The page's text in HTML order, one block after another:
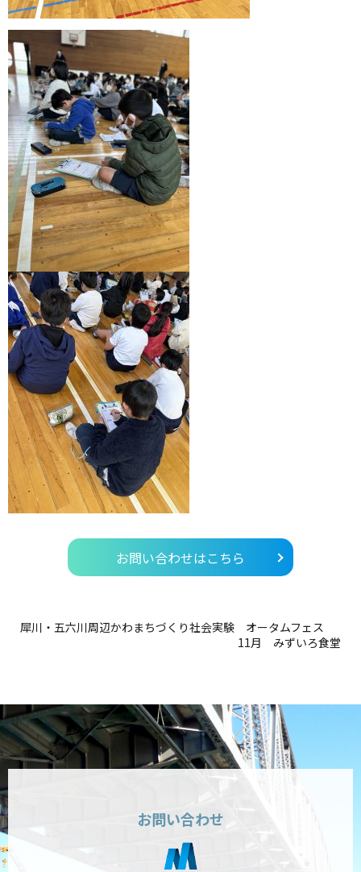
お問い合わせはこちら
犀川・五六川周辺かわまちづくり社会実験 オータムフェス
11月 みずいろ食堂
お問い合わせ